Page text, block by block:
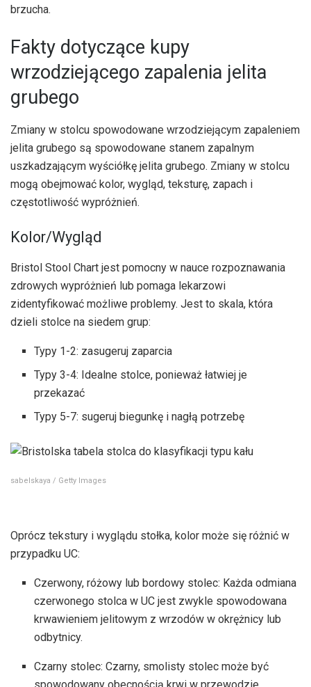
brzucha.
Fakty dotyczące kupy
wrzodziejącego zapalenia jelita
grubego
Zmiany w stolcu spowodowane wrzodziejącym zapaleniem
jelita grubego są spowodowane stanem zapalnym
uszkadzającym wyściółkę jelita grubego. Zmiany w stolcu
mogą obejmować kolor, wygląd, teksturę, zapach i
częstotliwość wypróżnień.
Kolor/Wygląd
Bristol Stool Chart jest pomocny w nauce rozpoznawania
zdrowych wypróżnień lub pomaga lekarzowi
zidentyfikować możliwe problemy. Jest to skala, która
dzieli stolce na siedem grup:
Typy 1-2: zasugeruj zaparcia
Typy 3-4: Idealne stolce, ponieważ łatwiej je
przekazać
Typy 5-7: sugeruj biegunkę i nagłą potrzebę
sabelskaya / Getty Images
Oprócz tekstury i wyglądu stołka, kolor może się różnić w
przypadku UC:
Czerwony, różowy lub bordowy stolec: Każda odmiana
czerwonego stolca w UC jest zwykle spowodowana
krwawieniem jelitowym z wrzodów w okrężnicy lub
odbytnicy.
Czarny stolec: Czarny, smolisty stolec może być